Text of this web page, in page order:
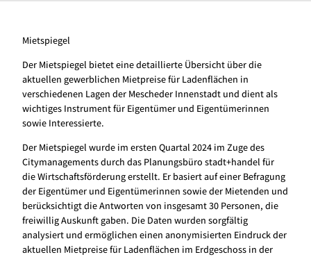
Mietspiegel
Der Mietspiegel bietet eine detaillierte Übersicht über die
aktuellen gewerblichen Mietpreise für Ladenflächen in
verschiedenen Lagen der Mescheder Innenstadt und dient als
wichtiges Instrument für Eigentümer und Eigentümerinnen
sowie Interessierte.
Der Mietspiegel wurde im ersten Quartal 2024 im Zuge des
Citymanagements durch das Planungsbüro stadt+handel für
die Wirtschaftsförderung erstellt. Er basiert auf einer Befragung
der Eigentümer und Eigentümerinnen sowie der Mietenden und
berücksichtigt die Antworten von insgesamt 30 Personen, die
freiwillig Auskunft gaben. Die Daten wurden sorgfältig
analysiert und ermöglichen einen anonymisierten Eindruck der
aktuellen Mietpreise für Ladenflächen im Erdgeschoss in der